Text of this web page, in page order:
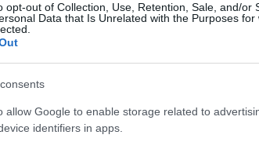
opt-out of Collection, Use, Retention, Sale, and/or
Data that Is Unrelated with the Purposes for
allow Google to enable storage related to
identifiers in apps.
várt funkcióval bővül a Google
beállításokkal érkezhet a Google